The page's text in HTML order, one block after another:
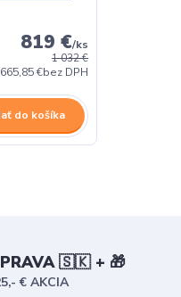
1 032 €
819 €/ks
665,85 €bez DPH
do košíka
🇸🇰 + 🎁
€ AKCIA